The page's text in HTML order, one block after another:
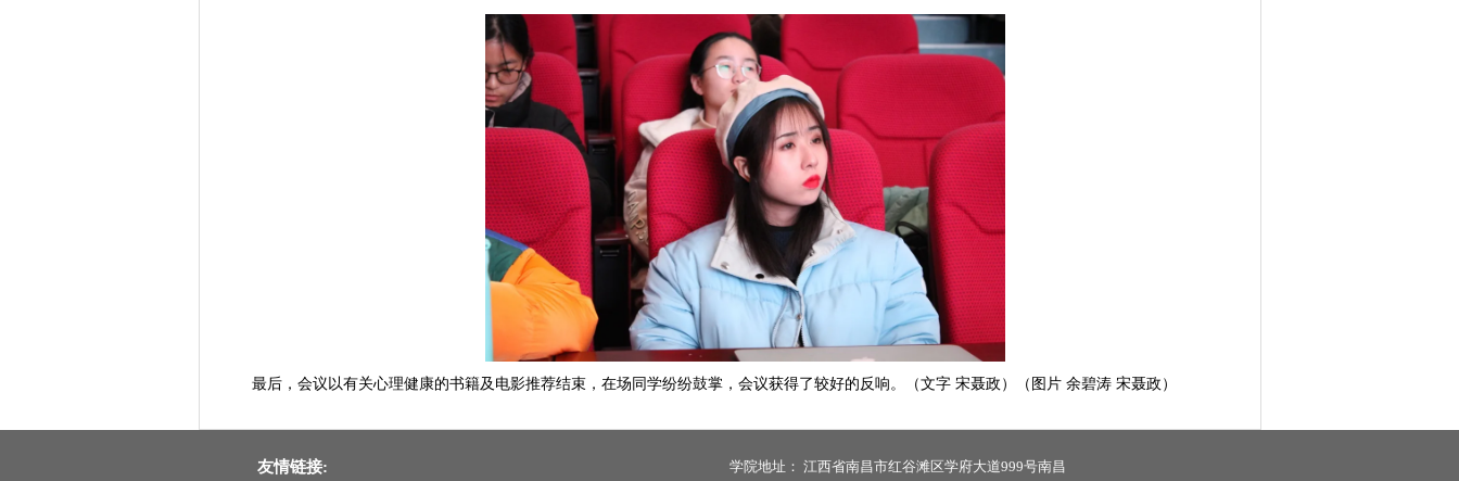
最后，会议以有关心理健康的书籍及电影推荐结束，在场同学纷纷鼓掌，会议获得了较好的反响。（文字宋聂政 ）（图片余碧涛 宋聂政 ）
友情链接: 学院地址： 江西省南昌市红谷滩区学府大道999号南昌